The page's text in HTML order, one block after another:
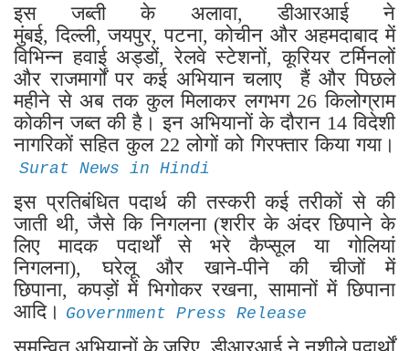
इस जब्ती के अलावा, डीआरआई ने
मुंबई, दिल्ली, जयपुर, पटना, कोचीन और अहमदाबाद में
विभिन्न हवाई अड्डों, रेलवे स्टेशनों, कूरियर टर्मिनलों
और राजमार्गों पर कई अभियान चलाए हैं और पिछले
महीने से अब तक कुल मिलाकर लगभग 26 किलोग्राम
कोकीन जब्त की है। इन अभियानों के दौरान 14 विदेशी
नागरिकों सहित कुल 22 लोगों को गिरफ्तार किया गया।
Surat News in Hindi
इस प्रतिबंधित पदार्थ की तस्करी कई तरीकों से की
जाती थी, जैसे कि निगलना (शरीर के अंदर छिपाने के
लिए मादक पदार्थों से भरे कैप्सूल या गोलियां
निगलना), घरेलू और खाने-पीने की चीजों में
छिपाना, कपड़ों में भिगोकर रखना, सामानों में छिपाना
आदि। Government Press Release